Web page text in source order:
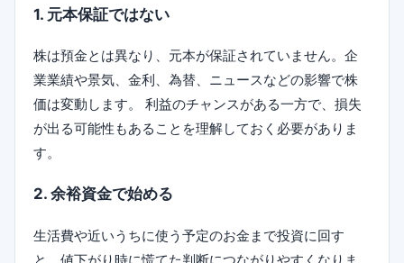
1. 元本保証ではない
株は預金とは異なり、元本が保証されていません。企
業業績や景気、金利、為替、ニュースなどの影響で株
価は変動します。 利益のチャンスがある一方で、損失
が出る可能性もあることを理解しておく必要がありま
す。
2. 余裕資金で始める
生活費や近いうちに使う予定のお金まで投資に回す